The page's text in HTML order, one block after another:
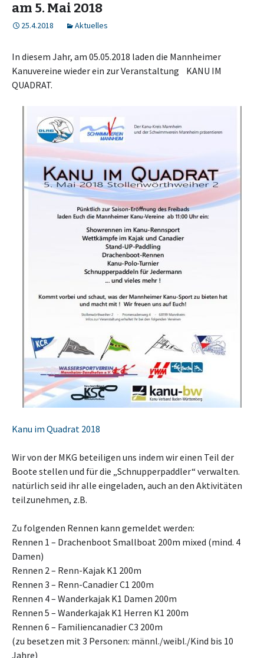
am 5. Mai 2018
25.4.2018 Aktuelles
In diesem Jahr, am 05.05.2018 laden die Mannheimer
Kanuvereine wieder ein zur Veranstaltung KANU IM
QUADRAT.
Kanu im Quadrat 2018
Wir von der MKG beteiligen uns indem wir einen Teil der
Boote stellen und für die „Schnupperpaddler“ verwalten.
natürlich seid ihr alle eingeladen, auch an den Aktivitäten
teilzunehmen, z.B.
Zu folgenden Rennen kann gemeldet werden:
Rennen 1 – Drachenboot Smallboat 200m mixed (mind. 4
Damen)
Rennen 2 – Renn-Kajak K1 200m
Rennen 3 – Renn-Canadier C1 200m
Rennen 4 – Wanderkajak K1 Damen 200m
Rennen 5 – Wanderkajak K1 Herren K1 200m
Rennen 6 – Familiencanadier C3 200m
(zu besetzen mit 3 Personen: männl./weibl./Kind bis 10
Jahre)